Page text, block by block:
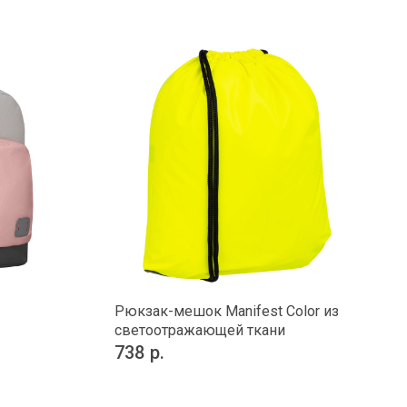
Рюкзак-мешок Manifest Color из
светоотражающей ткани
738 р.